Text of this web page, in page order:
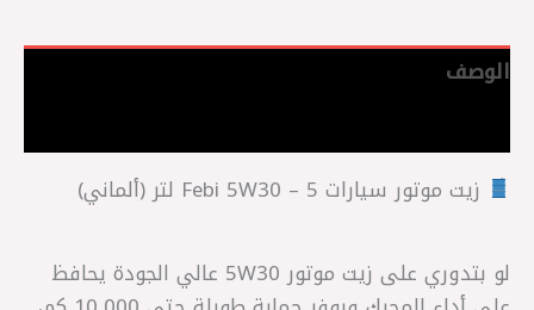
الوصف
زيت موتور سيارات Febi 5W30 – 5 لتر (ألماني)
لو بتدوري على زيت موتور 5W30 عالي الجودة يحافظ